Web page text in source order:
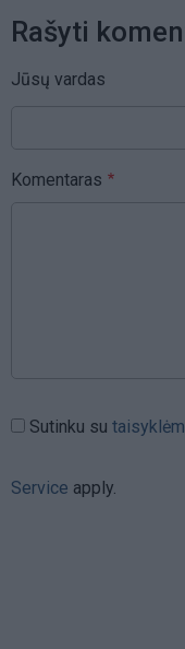
Rašyti
Jūsų vardas
Komentaras
Sutinku su
Service apply.